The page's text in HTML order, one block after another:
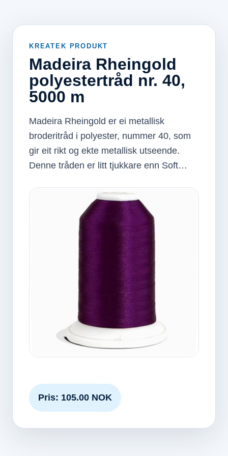
KREATEK PRODUKT
Madeira Rheingold
polyestertråd nr. 40,
5000 m
Madeira Rheingold er ei metallisk
broderitråd i polyester, nummer 40, som
gir eit rikt og ekte metallisk utseende.
Denne tråden er litt tjukkare enn Soft…
Pris: 105.00 NOK